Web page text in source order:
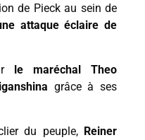
de Pieck au sein de
attaque éclairede
le maréchal Theo
grâce à ses
du peuple, Reiner